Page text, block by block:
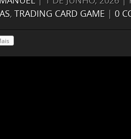
, TRADING CARD GAME 0